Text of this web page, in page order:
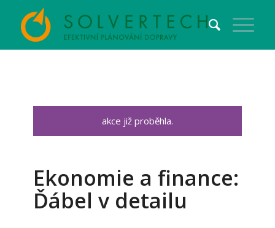
akce již proběhla.
Ekonomie a finance:
Ďábel v detailu